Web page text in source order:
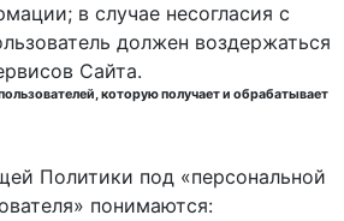
в случае несогласия с
должен воздержаться
Сайта.
которую получает и обрабатывает
Политики под «персональной
понимаются: